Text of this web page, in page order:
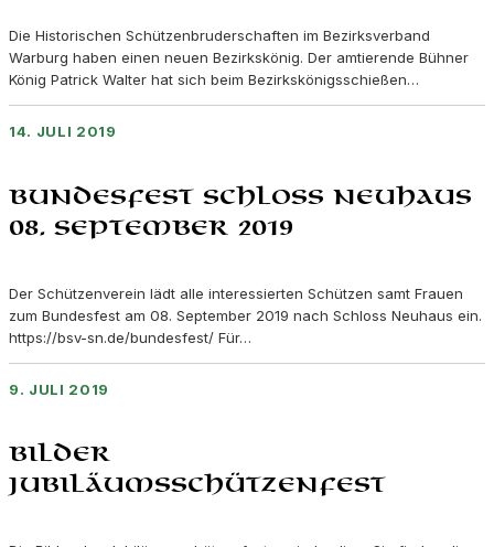
Die Historischen Schützenbruderschaften im Bezirksverband
Warburg haben einen neuen Bezirkskönig. Der amtierende Bühner
König Patrick Walter hat sich beim Bezirkskönigsschießen…
14. JULI 2019
Bundesfest Schloss Neuhaus
08. September 2019
Der Schützenverein lädt alle interessierten Schützen samt Frauen
zum Bundesfest am 08. September 2019 nach Schloss Neuhaus ein.
https://bsv-sn.de/bundesfest/ Für…
9. JULI 2019
Bilder
Jubiläumsschützenfest